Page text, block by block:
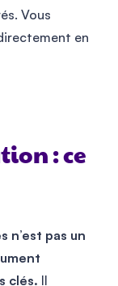
Vous
en
: ce
n’est pas un
clés. Il